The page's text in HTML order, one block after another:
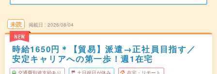
未読
NEW
掲載日 2026/08/04
時給1650円＊【貿易】派遣→正社員目指す／
安定キャリアへの第一歩！週1在宅
交通費別途支給あり 土日祝日が休み 在宅・リモート